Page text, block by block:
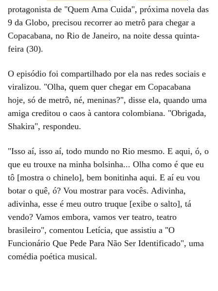
protagonista de "Quem Ama Cuida", próxima novela das
9 da Globo, precisou recorrer ao metrô para chegar a
Copacabana, no Rio de Janeiro, na noite dessa quinta-
feira (30).
O episódio foi compartilhado por ela nas redes sociais e
viralizou. "Olha, quem quer chegar em Copacabana
hoje, só de metrô, né, meninas?", disse ela, quando uma
amiga creditou o caos à cantora colombiana. "Obrigada,
Shakira", respondeu.
"Isso aí, isso aí, todo mundo no Rio mesmo. E aqui, ó, o
que eu trouxe na minha bolsinha... Olha como é que eu
tô [mostra o chinelo], bem bonitinha aqui. E aí eu vou
botar o quê, ó? Vou mostrar para vocês. Adivinha,
adivinha, esse é meu outro truque [exibe o salto], tá
vendo? Vamos embora, vamos ver teatro, teatro
brasileiro", comentou Letícia, que assistiu a "O
Funcionário Que Pede Para Não Ser Identificado", uma
comédia poética musical.